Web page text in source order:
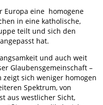
Europa eine homogene
in eine katholische,
teilt und sich den
hat.
und auch weit
Glaubensgemeinschaft –
sich weniger homogen
Spektrum, von
aus westlicher Sicht,